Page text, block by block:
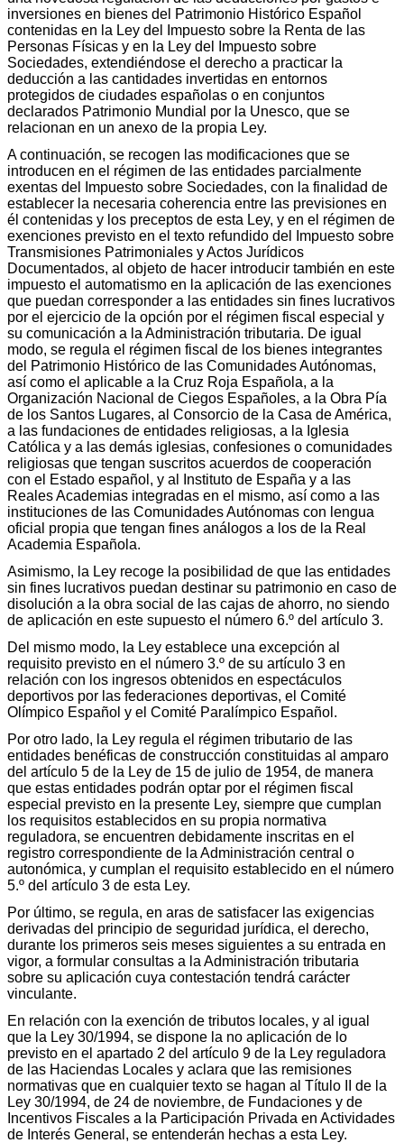
inversiones en bienes del Patrimonio Histórico Español
contenidas en la Ley del Impuesto sobre la Renta de las
Personas Físicas y en la Ley del Impuesto sobre
Sociedades, extendiéndose el derecho a practicar la
deducción a las cantidades invertidas en entornos
protegidos de ciudades españolas o en conjuntos
declarados Patrimonio Mundial por la Unesco, que se
relacionan en un anexo de la propia Ley.
A continuación, se recogen las modificaciones que se
introducen en el régimen de las entidades parcialmente
exentas del Impuesto sobre Sociedades, con la finalidad de
establecer la necesaria coherencia entre las previsiones en
él contenidas y los preceptos de esta Ley, y en el régimen de
exenciones previsto en el texto refundido del Impuesto sobre
Transmisiones Patrimoniales y Actos Jurídicos
Documentados, al objeto de hacer introducir también en este
impuesto el automatismo en la aplicación de las exenciones
que puedan corresponder a las entidades sin fines lucrativos
por el ejercicio de la opción por el régimen fiscal especial y
su comunicación a la Administración tributaria. De igual
modo, se regula el régimen fiscal de los bienes integrantes
del Patrimonio Histórico de las Comunidades Autónomas,
así como el aplicable a la Cruz Roja Española, a la
Organización Nacional de Ciegos Españoles, a la Obra Pía
de los Santos Lugares, al Consorcio de la Casa de América,
a las fundaciones de entidades religiosas, a la Iglesia
Católica y a las demás iglesias, confesiones o comunidades
religiosas que tengan suscritos acuerdos de cooperación
con el Estado español, y al Instituto de España y a las
Reales Academias integradas en el mismo, así como a las
instituciones de las Comunidades Autónomas con lengua
oficial propia que tengan fines análogos a los de la Real
Academia Española.
Asimismo, la Ley recoge la posibilidad de que las entidades
sin fines lucrativos puedan destinar su patrimonio en caso de
disolución a la obra social de las cajas de ahorro, no siendo
de aplicación en este supuesto el número 6.º del artículo 3.
Del mismo modo, la Ley establece una excepción al
requisito previsto en el número 3.º de su artículo 3 en
relación con los ingresos obtenidos en espectáculos
deportivos por las federaciones deportivas, el Comité
Olímpico Español y el Comité Paralímpico Español.
Por otro lado, la Ley regula el régimen tributario de las
entidades benéficas de construcción constituidas al amparo
del artículo 5 de la Ley de 15 de julio de 1954, de manera
que estas entidades podrán optar por el régimen fiscal
especial previsto en la presente Ley, siempre que cumplan
los requisitos establecidos en su propia normativa
reguladora, se encuentren debidamente inscritas en el
registro correspondiente de la Administración central o
autonómica, y cumplan el requisito establecido en el número
5.º del artículo 3 de esta Ley.
Por último, se regula, en aras de satisfacer las exigencias
derivadas del principio de seguridad jurídica, el derecho,
durante los primeros seis meses siguientes a su entrada en
vigor, a formular consultas a la Administración tributaria
sobre su aplicación cuya contestación tendrá carácter
vinculante.
En relación con la exención de tributos locales, y al igual
que la Ley 30/1994, se dispone la no aplicación de lo
previsto en el apartado 2 del artículo 9 de la Ley reguladora
de las Haciendas Locales y aclara que las remisiones
normativas que en cualquier texto se hagan al Título II de la
Ley 30/1994, de 24 de noviembre, de Fundaciones y de
Incentivos Fiscales a la Participación Privada en Actividades
de Interés General, se entenderán hechas a esta Ley.